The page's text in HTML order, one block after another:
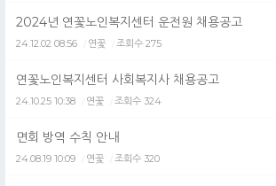
2024년 연꽃노인복지센터 운전원 채용공고
24.12.02 08:56 연꽃 조회수 275
연꽃노인복지센터 사회복지사 채용공고
24.10.25 10:38 연꽃 조회수 324
면회 방역 수칙 안내
24.08.19 10:09 연꽃 조회수 320